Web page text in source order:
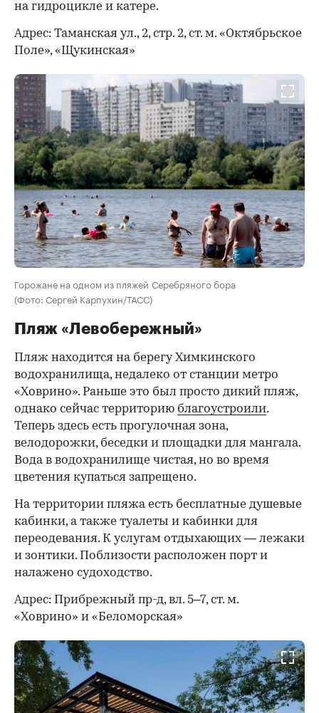
на гидроцикле и катере.
Адрес: Таманская ул., 2, стр. 2, ст. м. «Октябрьское
Поле», «Щукинская»
Горожане на одном из пляжей Серебряного бора
(Фото: Сергей Карпухин/ТАСС)
Пляж «Левобережный»
Пляж находится на берегу Химкинского
водохранилища, недалеко от станции метро
«Ховрино». Раньше это был просто дикий пляж,
однако сейчас территорию благоустроили.
Теперь здесь есть прогулочная зона,
велодорожки, беседки и площадки для мангала.
Вода в водохранилище чистая, но во время
цветения купаться запрещено.
На территории пляжа есть бесплатные душевые
кабинки, а также туалеты и кабинки для
переодевания. К услугам отдыхающих — лежаки
и зонтики. Поблизости расположен порт и
налажено судоходство.
Адрес: Прибрежный пр-д, вл. 5–7, ст. м.
«Ховрино» и «Беломорская»